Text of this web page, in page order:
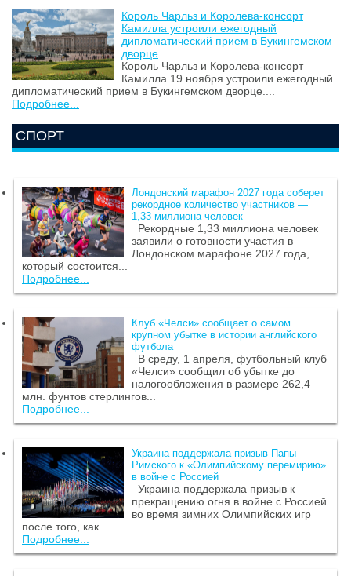
Король Чарльз и Королева-консорт
Камилла устроили ежегодный
дипломатический прием в Букингемском
дворце
Король Чарльз и Королева-консорт
Камилла 19 ноября устроили ежегодный
дипломатический прием в Букингемском дворце....
Подробнее...
СПОРТ
Лондонский марафон 2027 года соберет
рекордное количество участников —
1,33 миллиона человек
Рекордные 1,33 миллиона человек
заявили о готовности участия в
Лондонском марафоне 2027 года,
который состоится...
Подробнее...
Клуб «Челси» сообщает о самом
крупном убытке в истории английского
футбола
В среду, 1 апреля, футбольный клуб
«Челси» сообщил об убытке до
налогообложения в размере 262,4
млн. фунтов стерлингов...
Подробнее...
Украина поддержала призыв Папы
Римского к «Олимпийскому перемирию»
в войне с Россией
Украина поддержала призыв к
прекращению огня в войне с Россией
во время зимних Олимпийских игр
после того, как...
Подробнее...